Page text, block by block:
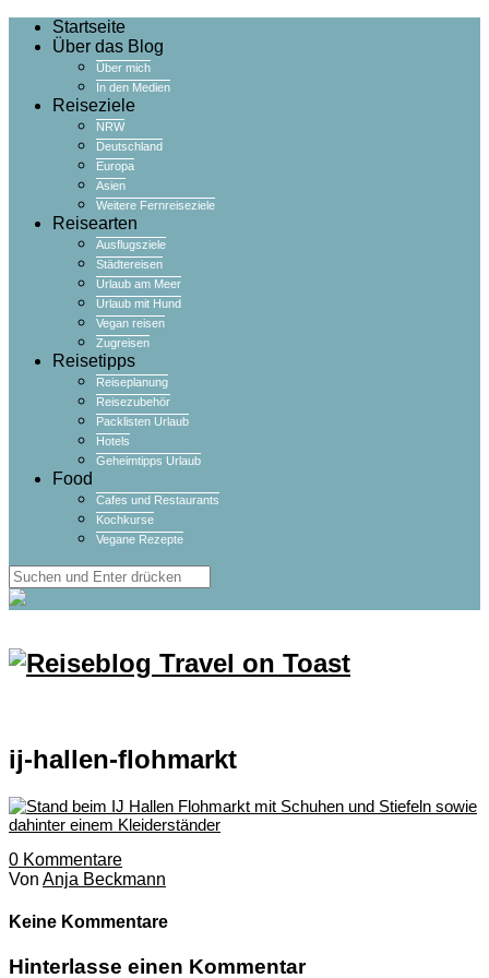
Startseite
Über das Blog
Über mich
In den Medien
Reiseziele
NRW
Deutschland
Europa
Asien
Weitere Fernreiseziele
Reisearten
Ausflugsziele
Städtereisen
Urlaub am Meer
Urlaub mit Hund
Vegan reisen
Zugreisen
Reisetipps
Reiseplanung
Reisezubehör
Packlisten Urlaub
Hotels
Geheimtipps Urlaub
Food
Cafes und Restaurants
Kochkurse
Vegane Rezepte
ij-hallen-flohmarkt
0 Kommentare
Von Anja Beckmann
Keine Kommentare
Hinterlasse einen Kommentar